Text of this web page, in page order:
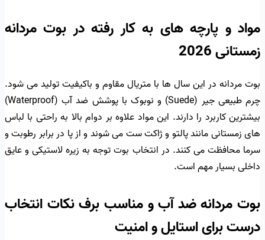
مواد و پارچه های به کار رفته در بوت مردانه
زمستانی 2026
بوت مردانه در این سال ها با متریال مقاوم و باکیفیت تولید می شود.
چرم طبیعی جیر (Suede) و نوبوک با پوشش ضد آب (Waterproof)
بیشترین کاربرد را دارند. این مواد علاوه بر دوام بالا به راحتی با لباس
های زمستانی مانند پالتو و ژاکت ست می شوند و از پا در برابر رطوبت و
سرما محافظت می کنند. در انتخاب بوت توجه به زیره لاستیکی و عایق
داخلی بسیار مهم است.
بوت مردانه ضد آب و مناسب برف نکات انتخاب
درست برای استایل و امنیت